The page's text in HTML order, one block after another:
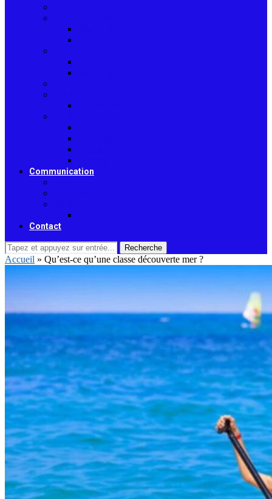
Communication
Contact
Recherche
Accueil » Qu’est-ce qu’une classe découverte mer ?